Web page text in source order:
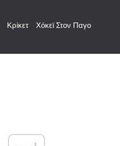
Κρίκετ Χόκεϊ Στον Παγο